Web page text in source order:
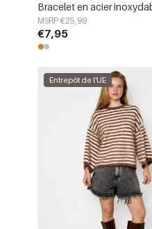
MSRP €25,99
€7,95
Entrepôt de l'UE